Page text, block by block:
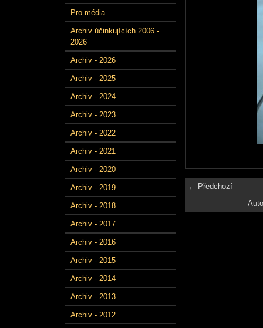
Pro média
Archiv účinkujících 2006 -
2026
Archiv - 2026
Archiv - 2025
Archiv - 2024
Archiv - 2023
Archiv - 2022
Archiv - 2021
Archiv - 2020
Archiv - 2019
Archiv - 2018
Archiv - 2017
Archiv - 2016
Archiv - 2015
Archiv - 2014
Archiv - 2013
Archiv - 2012
← Předchozí